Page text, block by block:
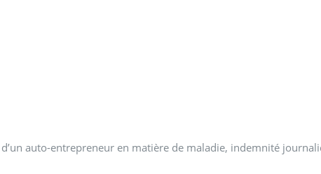
auto-entrepreneur en matière de maladie, indemnité